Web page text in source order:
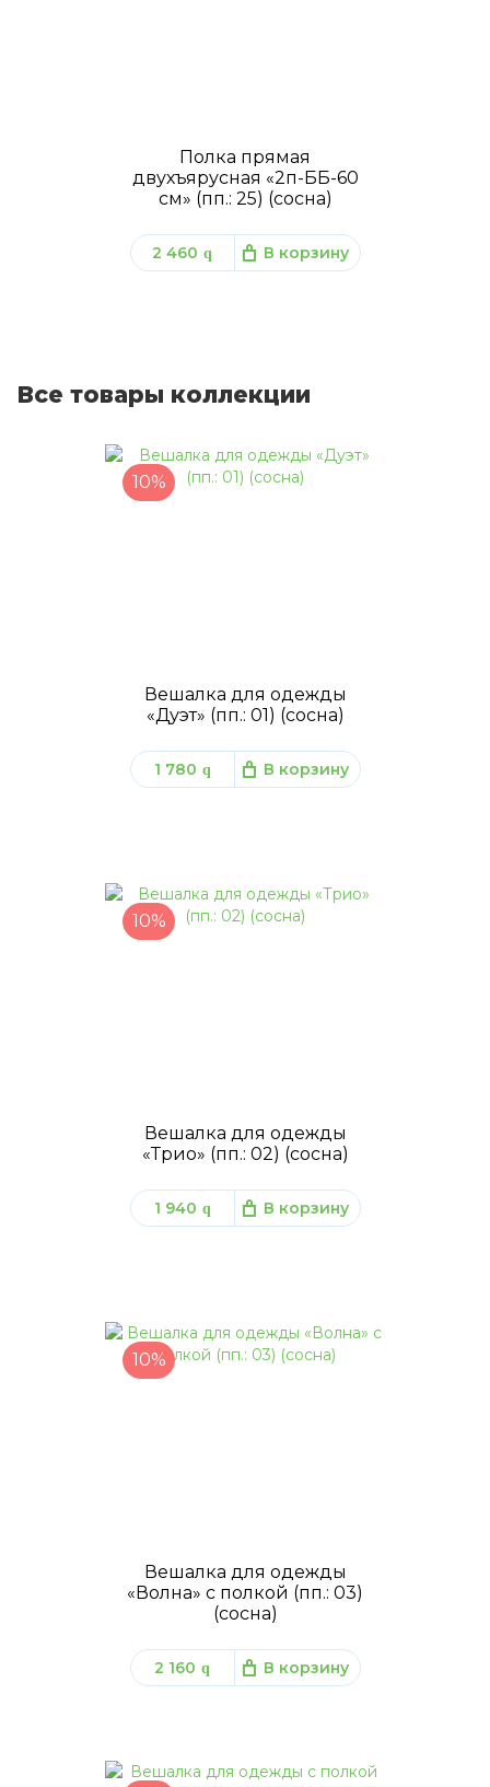
Полка прямая
двухъярусная «2п-ББ-60
см» (пп.: 25) (сосна)
2 460 q В корзину
Все товары коллекции
10%
Вешалка для одежды
«Дуэт» (пп.: 01) (сосна)
1 780 q В корзину
10%
Вешалка для одежды
«Трио» (пп.: 02) (сосна)
1 940 q В корзину
10%
Вешалка для одежды
«Волна» с полкой (пп.: 03)
(сосна)
2 160 q В корзину